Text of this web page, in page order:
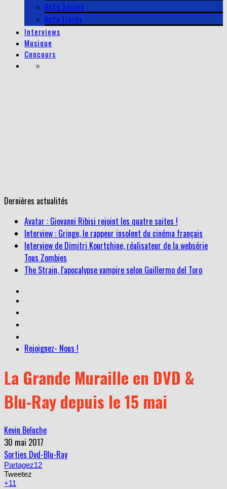
Actu Series
Actu Livres
Interviews
Musique
Concours
Dernières actualités
Avatar : Giovanni Ribisi rejoint les quatre suites !
Interview : Gringe, le rappeur insolent du cinéma français
Interview de Dimitri Kourtchine, réalisateur de la websérie
Tous Zombies
The Strain, l'apocalypse vampire selon Guillermo del Toro
Rejoignez- Nous !
La Grande Muraille en DVD &
Blu-Ray depuis le 15 mai
Kevin Beluche
30 mai 2017
Sorties Dvd-Blu-Ray
Partagez12
Tweetez
+11